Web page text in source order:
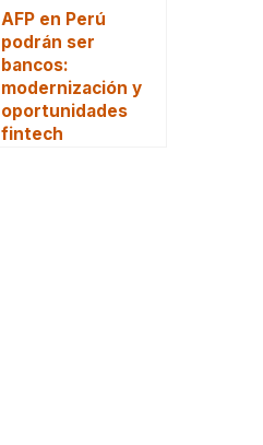
AFP en Perú
podrán ser
bancos:
modernización y
oportunidades
fintech